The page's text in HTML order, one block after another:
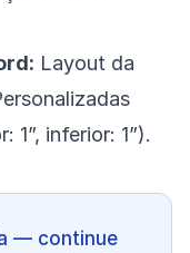
Layout da
1”, inferior: 1”).
— continue